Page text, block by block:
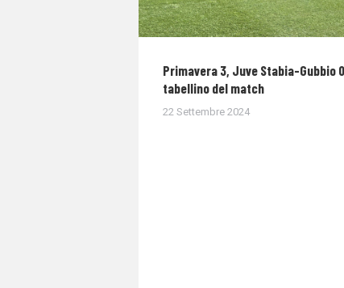
Primavera 3, Juve Stabia-Gubbio
tabellino del match
22 Settembre 2024